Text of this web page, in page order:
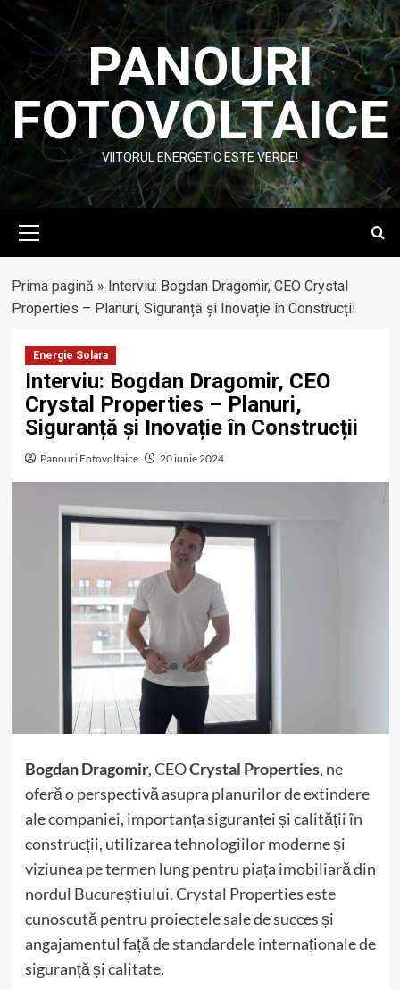
Skip
to
content
PANOURI
FOTOVOLTAICE
VIITORUL ENERGETIC ESTE VERDE!
Menu
Prima pagină » Interviu: Bogdan Dragomir, CEO Crystal
Properties – Planuri, Siguranță și Inovație în Construcții
Energie Solara
Interviu: Bogdan Dragomir, CEO
Crystal Properties – Planuri,
Siguranță și Inovație în Construcții
Panouri Fotovoltaice 20 iunie 2024
Bogdan Dragomir, CEOCrystal Properties, ne
oferă o perspectivă asupra planurilor de extindere
ale companiei, importanța siguranței și calității în
construcții, utilizarea tehnologiilor moderne și
viziunea pe termen lung pentru piața imobiliară din
nordul Bucureștiului. Crystal Properties este
cunoscută pentru proiectele sale de succes și
angajamentul față de standardele internaționale de
siguranță și calitate.